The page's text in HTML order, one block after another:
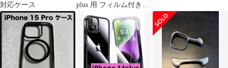
対応ケース
plus 用 フィルム付きケ
ース